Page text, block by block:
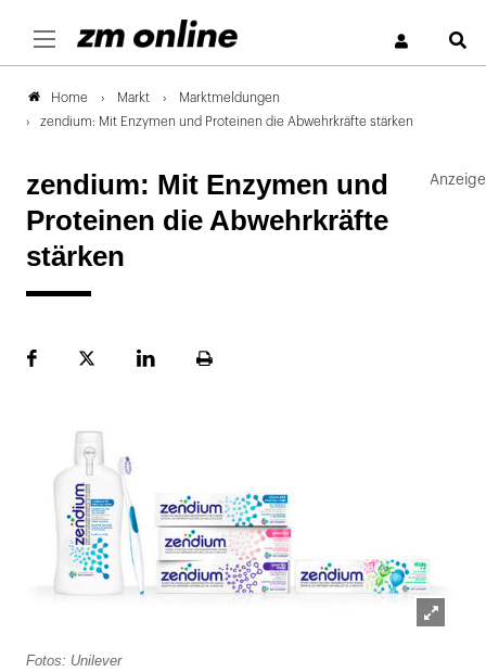
Home Markt
Marktmeldungen
zendium: Mit Enzymen und Proteinen die Abwehrkräfte stärken
zendium: Mit Enzymen und
Proteinen die Abwehrkräfte
stärken
FacebookPlattformLinekdInSeite
Fotos: Unilever